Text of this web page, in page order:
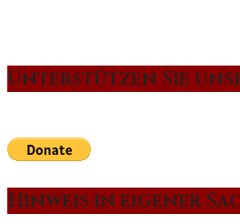
Unterstützen Sie
Hinweis in eigener